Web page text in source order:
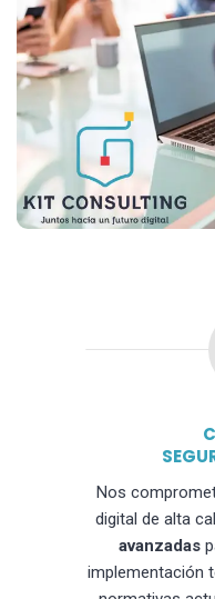
Nos
digital de alta
avanzadas
implementación